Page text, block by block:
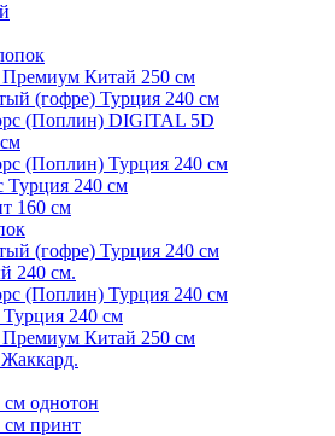
Китай 250 см
(гофре) Турция 240 см
(Поплин) DIGITAL 5D
(Поплин) Турция 240 см
240 см
160 см
(гофре) Турция 240 см
240 см.
(Поплин) Турция 240 см
240 см
Китай 250 см
см однотон
см принт